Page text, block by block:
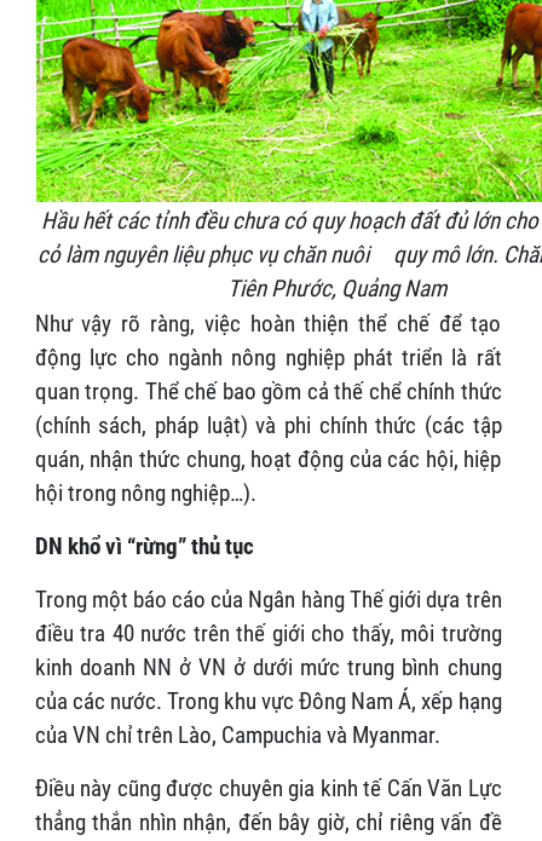
Hầu hết các tỉnh đều chưa có quy hoạch đất đủ lớn
cỏ làm nguyên liệu phục vụ chăn nuôi quy mô lớn.
Tiên Phước, Quảng Nam
Như vậy rõ ràng, việc hoàn thiện thể chế để tạo
động lực cho ngành nông nghiệp phát triển là rất
quan trọng. Thể chế bao gồm cả thế chể chính thức
(chính sách, pháp luật) và phi chính thức (các tập
quán, nhận thức chung, hoạt động của các hội, hiệp
hội trong nông nghiệp…).
DN khổ vì “rừng” thủ tục
Trong một báo cáo của Ngân hàng Thế giới dựa trên
điều tra 40 nước trên thế giới cho thấy, môi trường
kinh doanh NN ở VN ở dưới mức trung bình chung
của các nước. Trong khu vực Đông Nam Á, xếp hạng
của VN chỉ trên Lào, Campuchia và Myanmar.
Điều này cũng được chuyên gia kinh tế Cấn Văn Lực
thẳng thắn nhìn nhận, đến bây giờ, chỉ riêng vấn đề